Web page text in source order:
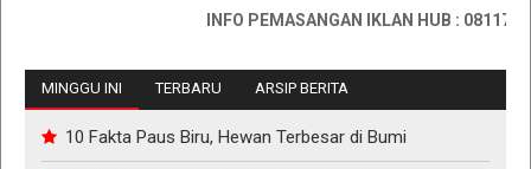
INFO PEMASANGAN IKLAN HUB : 0811767335
MINGGU INI TERBARU ARSIP BERITA
10 Fakta Paus Biru, Hewan Terbesar di Bumi